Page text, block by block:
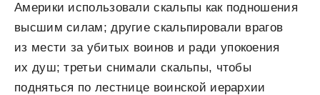
Америки использовали скальпы как подношения
высшим силам; другие скальпировали врагов
из мести за убитых воинов и ради упокоения
их душ; третьи снимали скальпы, чтобы
подняться по лестнице воинской иерархии